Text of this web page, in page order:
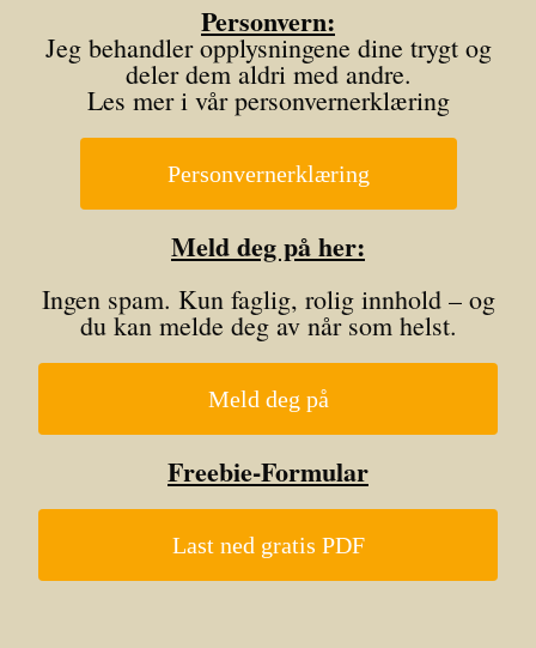
Personvern:
Jeg behandler opplysningene dine trygt og
deler dem aldri med andre.
Les mer i vår personvernerklæring
Personvernerklæring
Meld deg på her:
Ingen spam. Kun faglig, rolig innhold – og
du kan melde deg av når som helst.
Meld deg på
Freebie-Formular
Last ned gratis PDF